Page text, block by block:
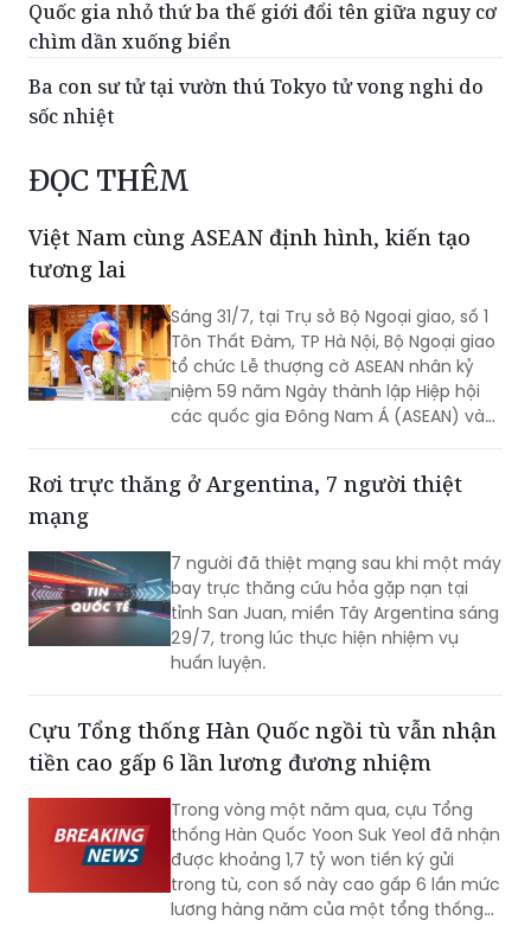
Ba con sư tử tại vườn thú Tokyo tử vong nghi do
sốc nhiệt
ĐỌC THÊM
Việt Nam cùng ASEAN định hình, kiến tạo
Sáng 31/7, tại Trụ sở Bộ Ngoại giao, số 1
tổ chức Lễ thượng cờ ASEAN nhân kỷ
niệm 59 năm Ngày thành lập Hiệp hội
các quốc gia Đông Nam Á (ASEAN) và
31 năm Việt Nam tham gia ASEAN.
Rơi trực thăng ở Argentina, 7 người thiệt
7 người đã thiệt mạng sau khi một máy
tỉnh San Juan, miền Tây Argentina sáng
29/7, trong lúc thực hiện nhiệm vụ
huấn luyện.
Cựu Tổng thống Hàn Quốc ngồi tù vẫn nhận
Trong vòng một năm qua, cựu Tổng
thống Hàn Quốc Yoon Suk Yeol đã nhận
được khoảng 1,7 tỷ won tiền ký gửi
trong tù, con số này cao gấp 6 lần mức
lương hàng năm của một tổng thống
đương nhiệm. Không những vậy, cựu Đệ
nhất phu nhân Kim Keon-hee cũng ghi
nhận mức tiền ký gửi lên tới khoảng 170
Nga truy tố nhà sáng lập Telegram